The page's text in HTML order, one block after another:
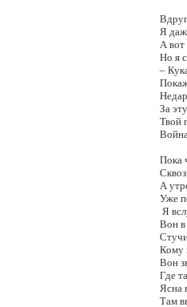
Я
А вот
Но я
–
За
Твой
Пока
А
Уже
Я
Вон в
Кому
Вон
Где
Ясна
Там